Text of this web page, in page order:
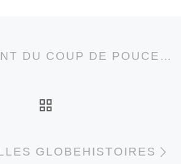
les LANCEMENT DU COUP DE POUCE 2019!
GLOBEHISTOIRES